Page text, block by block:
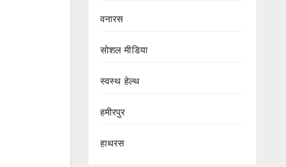
वनारस
सोशल मीडिया
स्वस्थ हेल्थ
हमीरपुर
हाथरस